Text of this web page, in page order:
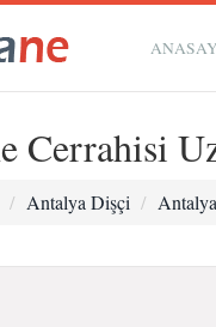
Cerrahisi
Antalya Dişçi